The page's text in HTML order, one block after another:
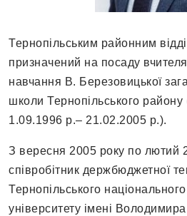
Тернопільським районним
призначений на посаду
навчання В. Березовицької
школи Тернопільського району
1.09.1996 р.– 21.02.2005 р.).
З вересня 2005 року по лютий
співробітник держбюджетної
Тернопільського
університету імені